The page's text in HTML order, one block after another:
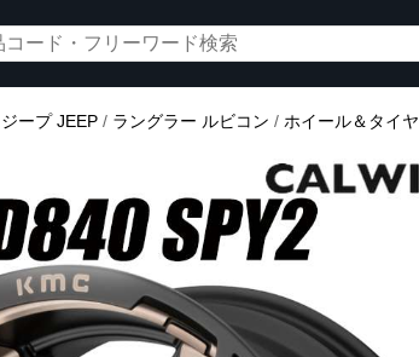
ープ JEEP / ラングラー ルビコン / ホイール＆タイヤ